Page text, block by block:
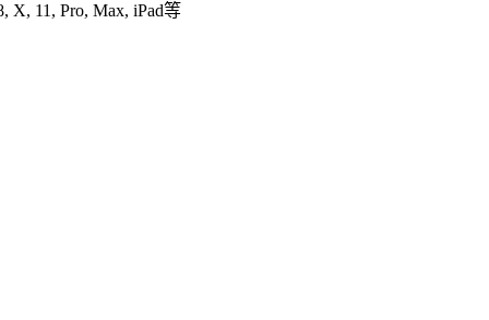
X, 11, Pro, Max, iPad等